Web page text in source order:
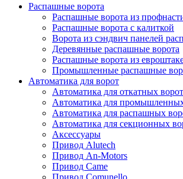
Распашные ворота
Распашные ворота из
Распашные ворота с калиткой
Ворота из сэндвич панелей
Деревянные распашные ворота
Распашные ворота из
Промышленные распашные
Автоматика для ворот
Автоматика для откатных ворот
Автоматика для
Автоматика для распашных
Автоматика для секционных
Аксессуары
Привод Alutech
Привод An-Motors
Привод Came
Привод Comunello